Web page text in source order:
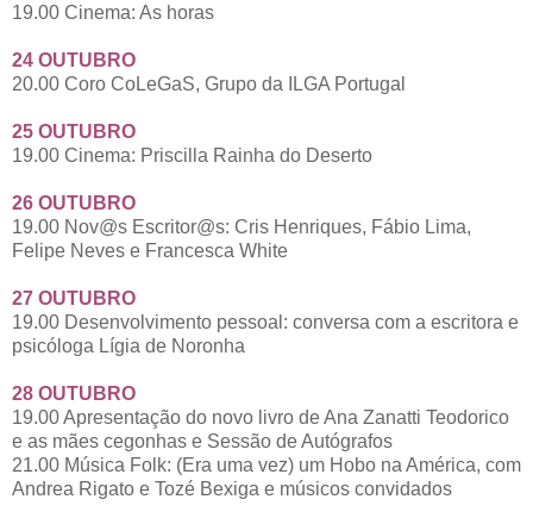
19.00 Cinema: As horas
24 OUTUBRO
20.00 Coro CoLeGaS, Grupo da ILGA Portugal
25 OUTUBRO
19.00 Cinema: Priscilla Rainha do Deserto
26 OUTUBRO
19.00 Nov@s Escritor@s: Cris Henriques, Fábio Lima,
Felipe Neves e Francesca White
27 OUTUBRO
19.00 Desenvolvimento pessoal: conversa com a escritora e
psicóloga Lígia de Noronha
28 OUTUBRO
19.00 Apresentação do novo livro de Ana Zanatti Teodorico
e as mães cegonhas e Sessão de Autógrafos
21.00 Música Folk: (Era uma vez) um Hobo na América, com
Andrea Rigato e Tozé Bexiga e músicos convidados